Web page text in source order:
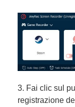
3. Fai clic sul
registrazione